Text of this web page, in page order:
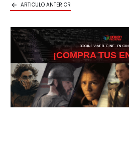
ARTICULO ANTERIOR
3DCINE VIVE EL CINE… EN
¡COMPRA TUS